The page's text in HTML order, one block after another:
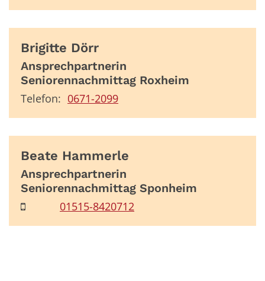
Brigitte Dörr
Ansprechpartnerin
Seniorennachmittag Roxheim
Telefon: 0671-2099
Beate Hammerle
Ansprechpartnerin
Seniorennachmittag Sponheim
01515-8420712